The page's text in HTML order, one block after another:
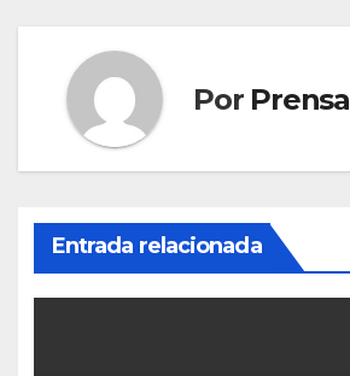
Por Prensa
Entrada relacionada